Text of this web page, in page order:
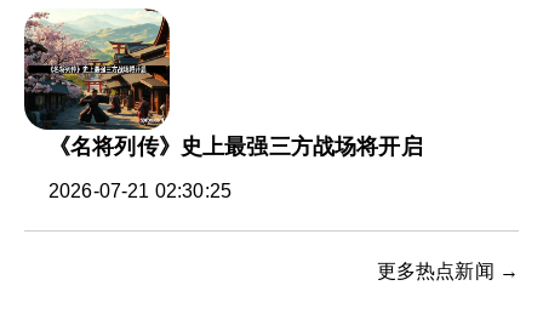
《名将列传》史上最强三方战场将开启
2026-07-21 02:30:25
更多热点新闻 →